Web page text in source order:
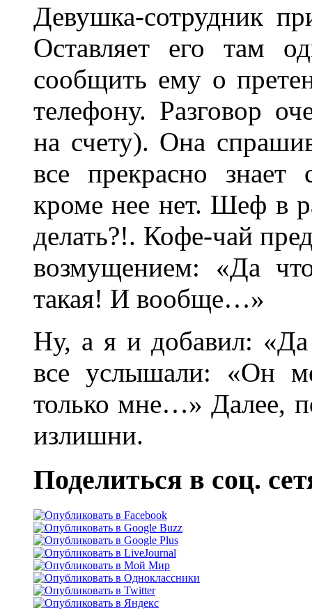
Девушка-сотрудник
Оставляет его там
сообщить ему о
телефону. Разговор
на счету). Она
все прекрасно знает
кроме нее нет. Шеф в
делать?!. Кофе-чай
возмущением: «Да
такая! И вообще…»
Ну, а я и добавил:
все услышали: «Он
только мне…» Далее,
излишни.
Поделиться в соц.